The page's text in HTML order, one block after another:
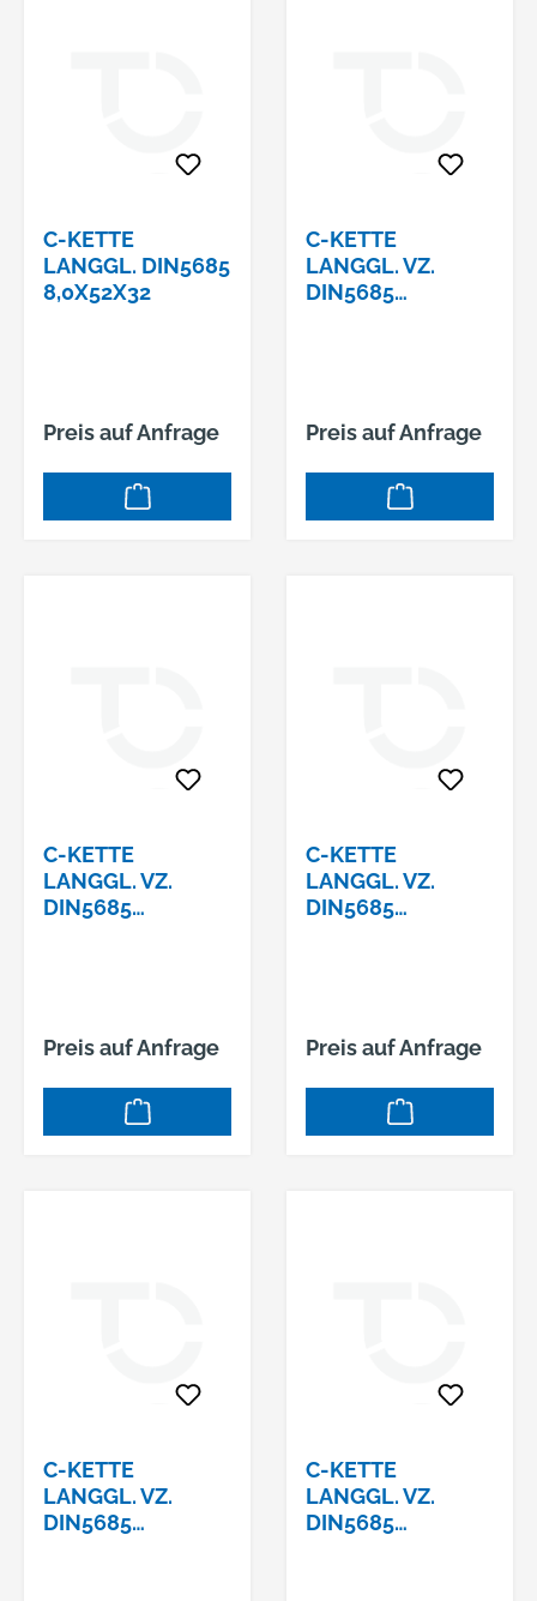
C-KETTE
LANGGL. DIN5685
8,0X52X32
Preis auf Anfrage
C-KETTE
LANGGL. VZ.
DIN5685
Preis auf Anfrage
C-KETTE
LANGGL. VZ.
DIN5685
Preis auf Anfrage
C-KETTE
LANGGL. VZ.
DIN5685
Preis auf Anfrage
C-KETTE
LANGGL. VZ.
DIN5685
C-KETTE
LANGGL. VZ.
DIN5685